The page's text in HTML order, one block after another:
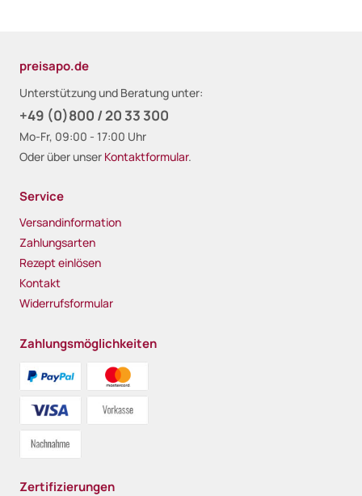
preisapo.de
Unterstützung und Beratung unter:
+49 (0)800 / 20 33 300
Mo-Fr, 09:00 - 17:00 Uhr
Oder über unser Kontaktformular.
Service
Versandinformation
Zahlungsarten
Rezept einlösen
Kontakt
Widerrufsformular
Zahlungsmöglichkeiten
Zertifizierungen